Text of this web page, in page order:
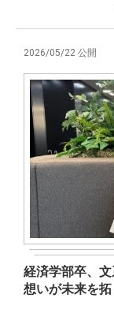
2026/05/22 公開
経済学部卒、
想いが未来を拓